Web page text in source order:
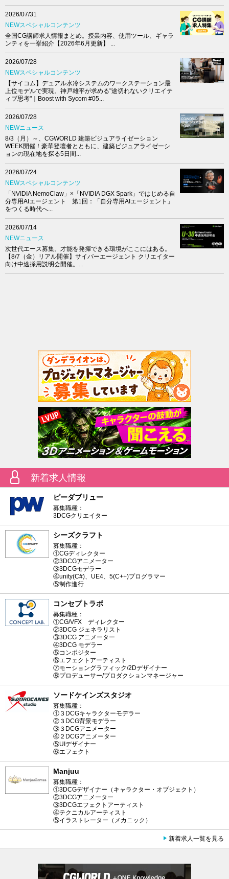
2026/07/31
NEWスペシャルコンテンツ
全国CG講師求人情報まとめ。授業内容、使用ツール、ギャラ
ンティを一挙紹介【2026年6月更新】 ...
2026/07/28
NEWスペシャルコンテンツ
【サイコム】デュアル水冷システムのワークステーション最
上位モデルで実現。神戸雄平が求める"途切れないクリエイテ
ィブ思考"｜Boost with Sycom #05...
2026/07/28
NEWニュース
8/3（月）～、CGWORLD 建築ビジュアライゼーション
WEEK開催！豪華登壇者とともに、建築ビジュアライゼーシ
ョンの現在地を探る5日間...
2026/07/24
NEWスペシャルコンテンツ
「NVIDIA NemoClaw」×「NVIDIA DGX Spark」ではじめる自
分専用AIエージェント 第1回：「自分専用AIエージェント」
をつくる時代へ...
2026/07/14
NEWニュース
次世代エース募集。才能を発揮できる環境がここにはある。
【8/7（金）リアル開催】サイバーエージェント クリエイター
向け中途採用説明会開催。...
新着求人情報
ピーダブリュー
募集職種：
3DCGクリエイター
シーズクラフト
募集職種：
①CGディレクター
②3DCGアニメーター
③3DCGモデラー
④unity(C#)、UE4、5(C++)プログラマー
⑤制作進行
コンセプトラボ
募集職種：
①CG/VFX ディレクター
②3DCG ジェネラリスト
③3DCG アニメーター
④3DCG モデラー
⑤コンポジター
⑥エフェクトアーティスト
⑦モーショングラフィック/2Dデザイナー
⑧プロデューサー/プロダクションマネージャー
ソードケインズスタジオ
募集職種：
①３DCGキャラクターモデラー
②３DCG背景モデラー
③３DCGアニメーター
④２DCGアニメーター
⑤UIデザイナー
⑥エフェクト
Manjuu
募集職種：
①3DCGデザイナー（キャラクター・オブジェクト）
②3DCGアニメーター
③3DCGエフェクトアーティスト
④テクニカルアーティスト
⑤イラストレーター（メカニック）
新着求人一覧を見る